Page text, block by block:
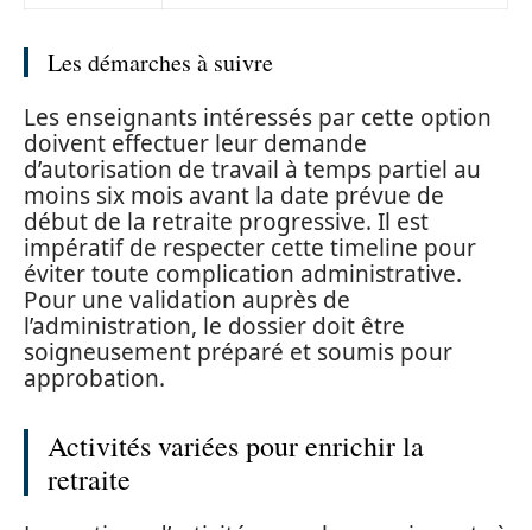
Les démarches à suivre
Les enseignants intéressés par cette option
doivent effectuer leur demande
d’autorisation de travail à temps partiel au
moins six mois avant la date prévue de
début de la retraite progressive. Il est
impératif de respecter cette timeline pour
éviter toute complication administrative.
Pour une validation auprès de
l’administration, le dossier doit être
soigneusement préparé et soumis pour
approbation.
Activités variées pour enrichir la
retraite